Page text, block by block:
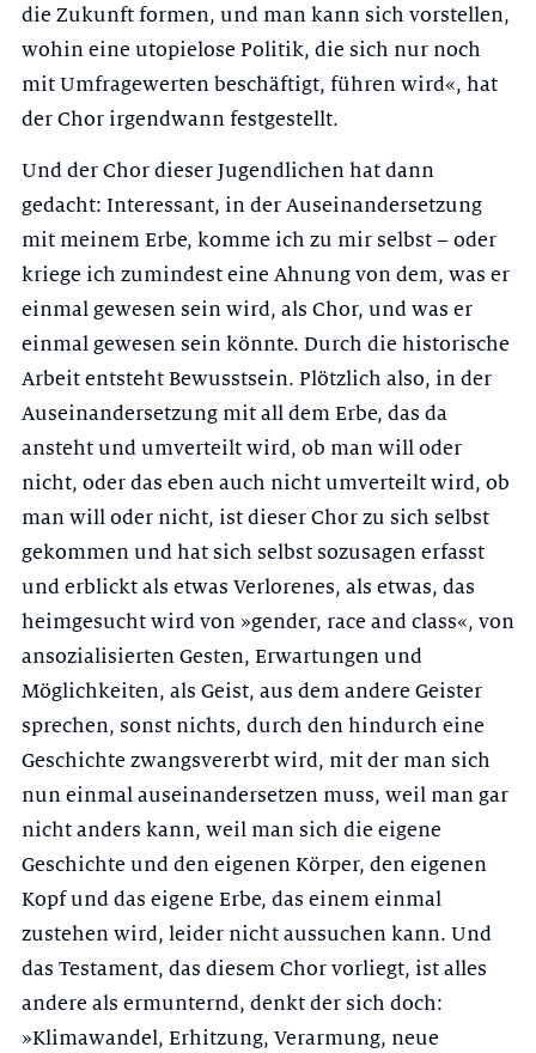
die Zukunft formen, und man kann sich vorstellen,
wohin eine utopielose Politik, die sich nur noch
mit Umfragewerten beschäftigt, führen wird«, hat
der Chor irgendwann festgestellt.
Und der Chor dieser Jugendlichen hat dann
gedacht: Interessant, in der Auseinandersetzung
mit meinem Erbe, komme ich zu mir selbst – oder
kriege ich zumindest eine Ahnung von dem, was er
einmal gewesen sein wird, als Chor, und was er
einmal gewesen sein könnte. Durch die historische
Arbeit entsteht Bewusstsein. Plötzlich also, in der
Auseinandersetzung mit all dem Erbe, das da
ansteht und umverteilt wird, ob man will oder
nicht, oder das eben auch nicht umverteilt wird, ob
man will oder nicht, ist dieser Chor zu sich selbst
gekommen und hat sich selbst sozusagen erfasst
und erblickt als etwas Verlorenes, als etwas, das
heimgesucht wird von »gender, race and class«, von
ansozialisierten Gesten, Erwartungen und
Möglichkeiten, als Geist, aus dem andere Geister
sprechen, sonst nichts, durch den hindurch eine
Geschichte zwangsvererbt wird, mit der man sich
nun einmal auseinandersetzen muss, weil man gar
nicht anders kann, weil man sich die eigene
Geschichte und den eigenen Körper, den eigenen
Kopf und das eigene Erbe, das einem einmal
zustehen wird, leider nicht aussuchen kann. Und
das Testament, das diesem Chor vorliegt, ist alles
andere als ermunternd, denkt der sich doch:
»Klimawandel, Erhitzung, Verarmung, neue